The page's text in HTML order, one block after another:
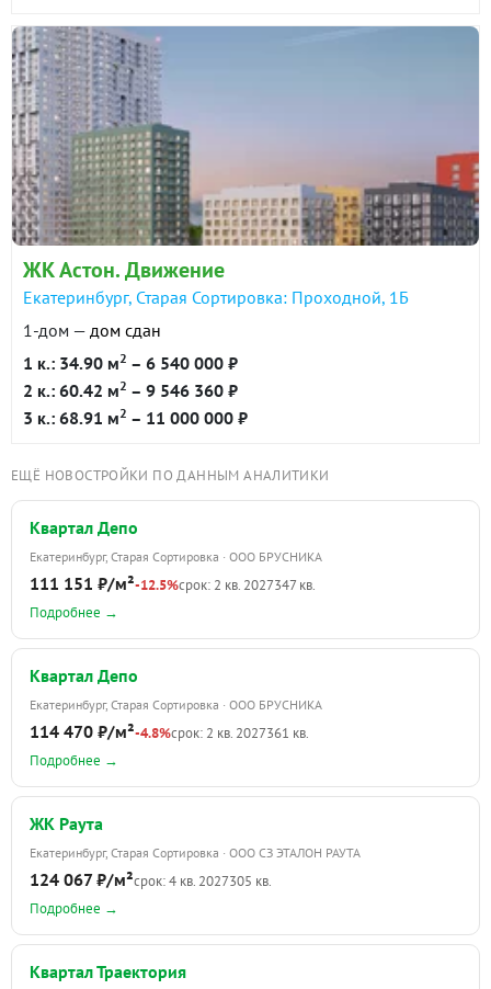
ЖК Астон. Движение
Екатеринбург, Старая Сортировка: Проходной, 1Б
1-дом — дом сдан
1 к.: 34.90 м2 – 6 540 000 ₽
2 к.: 60.42 м2 – 9 546 360 ₽
3 к.: 68.91 м2 – 11 000 000 ₽
ЕЩЁ НОВОСТРОЙКИ ПО ДАННЫМ АНАЛИТИКИ
Квартал Депо
Екатеринбург, Старая Сортировка · ООО БРУСНИКА
111 151 ₽/м²-12.5%срок: 2 кв. 2027347 кв.
Подробнее →
Квартал Депо
Екатеринбург, Старая Сортировка · ООО БРУСНИКА
114 470 ₽/м²-4.8%срок: 2 кв. 2027361 кв.
Подробнее →
ЖК Раута
Екатеринбург, Старая Сортировка · ООО СЗ ЭТАЛОН РАУТА
124 067 ₽/м²срок: 4 кв. 2027305 кв.
Подробнее →
Квартал Траектория